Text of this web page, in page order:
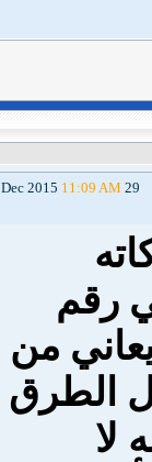
29 Dec 2015
11:09 AM
رقم
من
الطرق
لا